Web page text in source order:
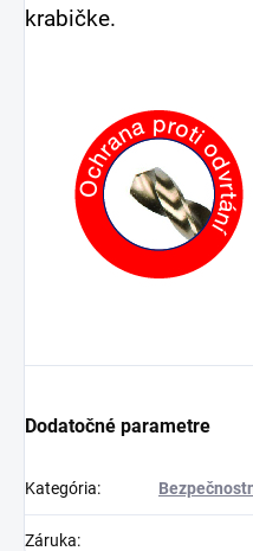
krabičke.
Dodatočné parametre
Kategória:
Záruka: